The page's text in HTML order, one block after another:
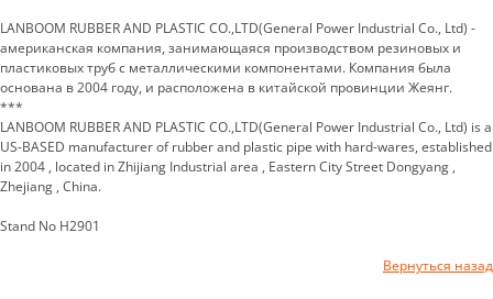
LANBOOM RUBBER AND PLASTIC CO.,LTD(General Power Industrial Co., Ltd) -
американская компания, занимающаяся производством резиновых и
пластиковых труб с металлическими компонентами. Компания была
основана в 2004 году, и расположена в китайской провинции Жеянг.
***
LANBOOM RUBBER AND PLASTIC CO.,LTD(General Power Industrial Co., Ltd) is a
US-BASED manufacturer of rubber and plastic pipe with hard-wares, established
in 2004 , located in Zhijiang Industrial area , Eastern City Street Dongyang ,
Zhejiang , China.
Stand No H2901
Вернуться назад